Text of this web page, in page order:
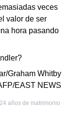
veces
valor de ser
hora pasando
Graham Whitby
EAST NEWS
años de matrimonio